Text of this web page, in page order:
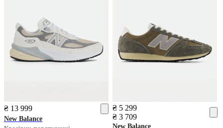
₴ 13 999
New Balance
₴ 5 299
₴ 3 709
New Balance